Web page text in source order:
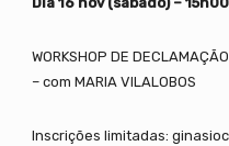
WORKSHOP DE
– com MARIA VILALOBOS
Inscrições limitadas: